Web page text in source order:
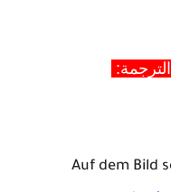
Auf dem Bild